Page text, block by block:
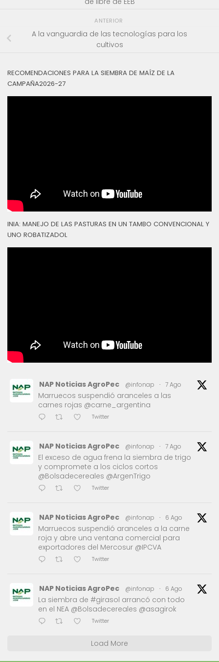
ANTERIOR
A la vanguardia de las tecnologías para los
cultivos
RECOMENDACIONES PARA LA SIEMBRA DE MAÍZ DE LA
CAMPAÑA2026-27
INIA: MANEJO DE LAS PASTURAS EN UN TAMBO CONVENCIONAL Y
UNO ROBATIZADOL
NAP Noticias AgroPec @infonap · 7 Ago
Marruecos suspendió aranceles a las
carnes rojas @carne_argentina
Twitter
NAP Noticias AgroPec @infonap · 7 Ago
El exceso de agua frena la siembra de trigo
y compromete a los ciclos cortos
@Bolsadecereales @ArgenTrigo
Twitter
NAP Noticias AgroPec @infonap · 6 Ago
Marruecos suspendió aranceles a la carne
roja y abre una ventana comercial para
exportadores del Mercosur @IPCVA
Twitter
NAP Noticias AgroPec @infonap · 6 Ago
La siembra de #girasol arrancó con todo
en el NEA @Bolsadecereales @asagirok
Twitter
Load More